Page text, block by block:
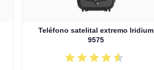
Teléfono satelital extremo Iridium
9575